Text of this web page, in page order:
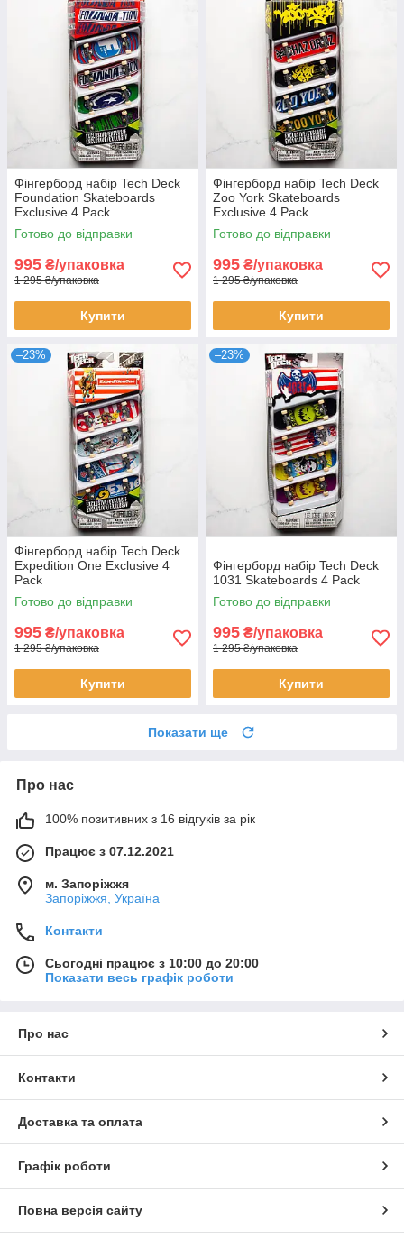
Фінгерборд набір Tech Deck
Foundation Skateboards
Exclusive 4 Pack
Готово до відправки
995 ₴/упаковка
1 295 ₴/упаковка
Купити
Фінгерборд набір Tech Deck
Zoo York Skateboards
Exclusive 4 Pack
Готово до відправки
995 ₴/упаковка
1 295 ₴/упаковка
Купити
–23%
Фінгерборд набір Tech Deck
Expedition One Exclusive 4
Pack
Готово до відправки
995 ₴/упаковка
1 295 ₴/упаковка
Купити
–23%
Фінгерборд набір Tech Deck
1031 Skateboards 4 Pack
Готово до відправки
995 ₴/упаковка
1 295 ₴/упаковка
Купити
Показати ще
Про нас
100% позитивних з 16 відгуків за рік
Працює з 07.12.2021
м. Запоріжжя
Запоріжжя, Україна
Контакти
Сьогодні працює з 10:00 до 20:00
Показати весь графік роботи
Про нас
Контакти
Доставка та оплата
Графік роботи
Повна версія сайту